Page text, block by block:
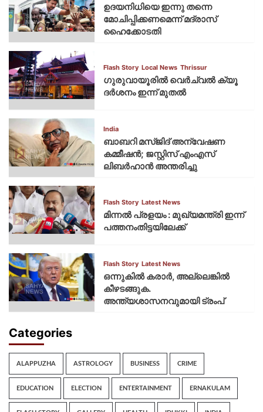
ഉദയനിധിയെ ഇന്നു തന്നെ
മോചിപ്പിക്കണമെന്ന് മദ്രാസ്
ഹൈക്കോടതി
Flash Story Local News Thrissur
ഗുരുവായൂരില്‍ വെര്‍ച്വല്‍ ക്യൂ
ദര്‍ശനം ഇന്ന് മുതല്‍
India
ബാബറി മസ്ജിദ് അന്വേഷണ
കമ്മീഷന്‍; ജസ്റ്റിസ് എംഎസ്
ലിബര്‍ഹാന്‍ അന്തരിച്ചു
Flash Story Latest News
മിന്നല്‍ പ്രളയം : മുഖ്യമന്ത്രി ഇന്ന്
പത്തനംതിട്ടയിലേക്ക്
Flash Story Latest News
ഒന്നുകില്‍ കരാര്‍, അല്ലെങ്കില്‍
കീഴടങ്ങുക.
അന്ത്യശാസനവുമായി ട്രംപ്
Categories
ALAPPUZHA ASTROLOGY BUSINESS CRIME
EDUCATION ELECTION ENTERTAINMENT ERNAKULAM